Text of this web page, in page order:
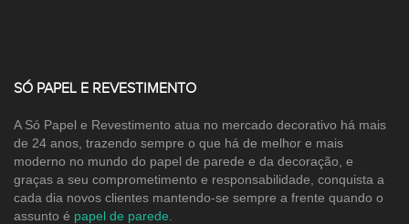
SÓ PAPEL E REVESTIMENTO
A Só Papel e Revestimento atua no mercado decorativo há mais
de 24 anos, trazendo sempre o que há de melhor e mais
moderno no mundo do papel de parede e da decoração, e
graças a seu comprometimento e responsabilidade, conquista a
cada dia novos clientes mantendo-se sempre a frente quando o
assunto é papel de parede